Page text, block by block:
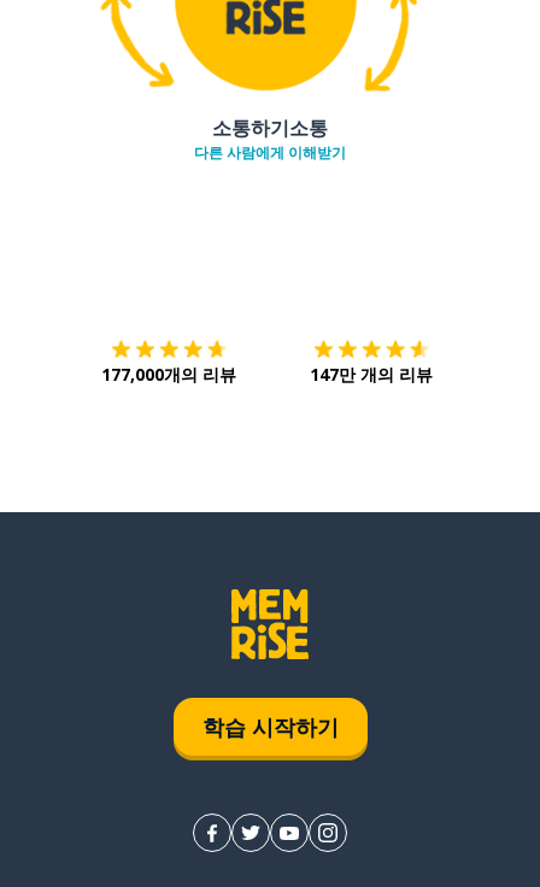
소통하기소통
다른 사람에게 이해받기
177,000개의 리뷰 147만 개의 리뷰
학습 시작하기